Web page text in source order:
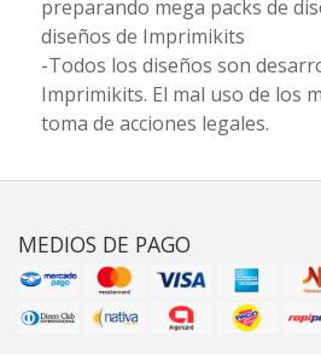
preparando mega packs de
diseños de Imprimikits
-Todos los diseños son
Imprimikits. El mal uso de los
toma de acciones legales.
MEDIOS DE PAGO